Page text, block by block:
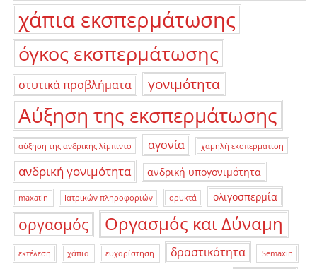
χάπια εκσπερμάτωσης
όγκος εκσπερμάτωσης
στυτικά προβλήματα γονιμότητα
Αύξηση της εκσπερμάτωσης
αύξηση της ανδρικής λίμπιντο αγονία χαμηλή εκσπερμάτιση
ανδρική γονιμότητα ανδρική υπογονιμότητα
maxatin Ιατρικών πληροφοριών ορυκτά ολιγοσπερμία
οργασμός Οργασμός και Δύναμη
εκτέλεση χάπια ευχαρίστηση δραστικότητα Semaxin